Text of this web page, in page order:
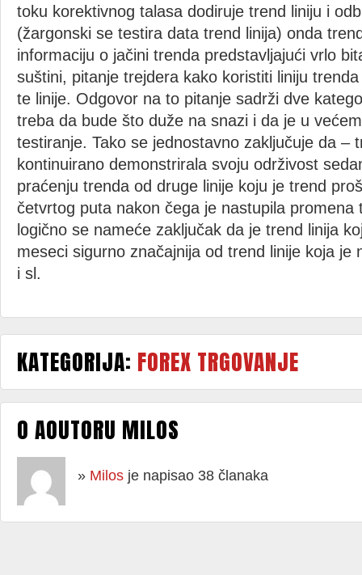
toku korektivnog talasa dodiruje trend liniju i
(žargonski se testira data trend linija) onda
informaciju o jačini trenda predstavljajući vrlo
suštini, pitanje trejdera kako koristiti liniju
te linije. Odgovor na to pitanje sadrži dve
treba da bude što duže na snazi i da je u
testiranje. Tako se jednostavno zaključuje da –
kontinuirano demonstrirala svoju održivost
praćenju trenda od druge linije koju je trend
četvrtog puta nakon čega je nastupila promena
logično se nameće zaključak da je trend linija
meseci sigurno značajnija od trend linije koja je
i sl.
KATEGORIJA: FOREX TRGOVANJE
O AOUTORU MILOS
» Milos je napisao 38 članaka